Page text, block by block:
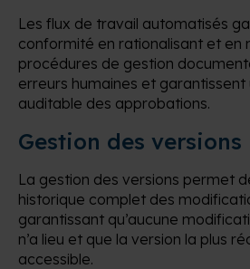
Les flux de travail automatisés
conformité en rationalisant et en
procédures de gestion
erreurs humaines et
auditable des approbations.
Gestion des versions
La gestion des versions permet
historique complet des
garantissant qu’aucune
n’a lieu et que la version la plus
accessible.